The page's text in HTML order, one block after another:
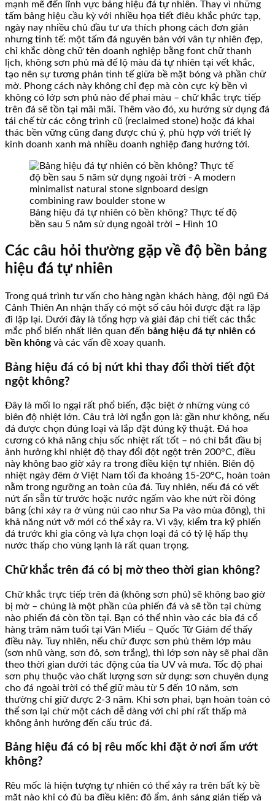
mạnh mẽ đến lĩnh vực bảng hiệu đá tự nhiên. Thay vì những
tấm bảng hiệu cầu kỳ với nhiều họa tiết điêu khắc phức tạp,
ngày nay nhiều chủ đầu tư ưa thích phong cách đơn giản
nhưng tinh tế: một tấm đá nguyên bản với vân tự nhiên đẹp,
chỉ khắc dòng chữ tên doanh nghiệp bằng font chữ thanh
lịch, không sơn phủ mà để lộ màu đá tự nhiên tại vết khắc,
tạo nên sự tương phản tinh tế giữa bề mặt bóng và phần chữ
mờ. Phong cách này không chỉ đẹp mà còn cực kỳ bền vì
không có lớp sơn phủ nào để phai màu – chữ khắc trực tiếp
trên đá sẽ tồn tại mãi mãi. Thêm vào đó, xu hướng sử dụng đá
tái chế từ các công trình cũ (reclaimed stone) hoặc đá khai
thác bền vững cũng đang được chú ý, phù hợp với triết lý
kinh doanh xanh mà nhiều doanh nghiệp đang hướng tới.
Bảng hiệu đá tự nhiên có bền không? Thực tế độ
bền sau 5 năm sử dụng ngoài trời – Hình 10
Các câu hỏi thường gặp về độ bền bảng
hiệu đá tự nhiên
Trong quá trình tư vấn cho hàng ngàn khách hàng, đội ngũ Đá
Cảnh Thiên An nhận thấy có một số câu hỏi được đặt ra lặp
đi lặp lại. Dưới đây là tổng hợp và giải đáp chi tiết các thắc
mắc phổ biến nhất liên quan đến bảng hiệu đá tự nhiên có
bền khôngvà các vấn đề xoay quanh.
Bảng hiệu đá có bị nứt khi thay đổi thời tiết đột
ngột không?
Đây là mối lo ngại rất phổ biến, đặc biệt ở những vùng có
biên độ nhiệt lớn. Câu trả lời ngắn gọn là: gần như không, nếu
đá được chọn đúng loại và lắp đặt đúng kỹ thuật. Đá hoa
cương có khả năng chịu sốc nhiệt rất tốt – nó chỉ bắt đầu bị
ảnh hưởng khi nhiệt độ thay đổi đột ngột trên 200°C, điều
này không bao giờ xảy ra trong điều kiện tự nhiên. Biên độ
nhiệt ngày đêm ở Việt Nam tối đa khoảng 15-20°C, hoàn toàn
nằm trong ngưỡng an toàn của đá. Tuy nhiên, nếu đá có vết
nứt ẩn sẵn từ trước hoặc nước ngấm vào khe nứt rồi đóng
băng (chỉ xảy ra ở vùng núi cao như Sa Pa vào mùa đông), thì
khả năng nứt vỡ mới có thể xảy ra. Vì vậy, kiểm tra kỹ phiến
đá trước khi gia công và lựa chọn loại đá có tỷ lệ hấp thụ
nước thấp cho vùng lạnh là rất quan trọng.
Chữ khắc trên đá có bị mờ theo thời gian không?
Chữ khắc trực tiếp trên đá (không sơn phủ) sẽ không bao giờ
bị mờ – chúng là một phần của phiến đá và sẽ tồn tại chừng
nào phiến đá còn tồn tại. Bạn có thể nhìn vào các bia đá cổ
hàng trăm năm tuổi tại Văn Miếu – Quốc Tử Giám để thấy
điều này. Tuy nhiên, nếu chữ được sơn phủ thêm lớp màu
(sơn nhũ vàng, sơn đỏ, sơn trắng), thì lớp sơn này sẽ phai dần
theo thời gian dưới tác động của tia UV và mưa. Tốc độ phai
sơn phụ thuộc vào chất lượng sơn sử dụng: sơn chuyên dụng
cho đá ngoài trời có thể giữ màu từ 5 đến 10 năm, sơn
thường chỉ giữ được 2-3 năm. Khi sơn phai, bạn hoàn toàn có
thể sơn lại chữ một cách dễ dàng với chi phí rất thấp mà
không ảnh hưởng đến cấu trúc đá.
Bảng hiệu đá có bị rêu mốc khi đặt ở nơi ẩm ướt
không?
Rêu mốc là hiện tượng tự nhiên có thể xảy ra trên bất kỳ bề
mặt nào khi có đủ ba điều kiện: độ ẩm, ánh sáng gián tiếp và